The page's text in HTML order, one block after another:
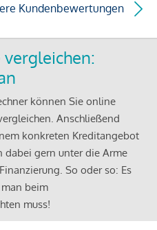
Kundenbewertungen
können Sie online
Anschließend
konkreten Kreditangebot
dabei gern unter die Arme
So oder so: Es
beim
muss!